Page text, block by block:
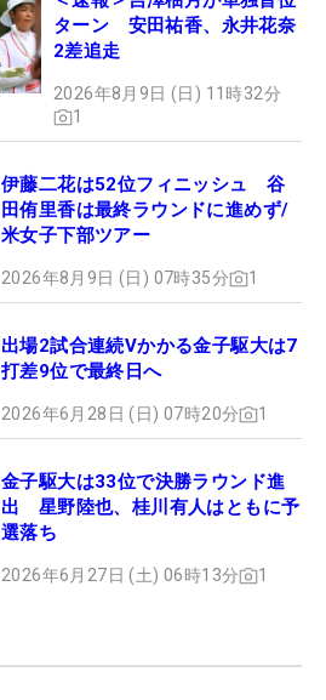
ターン 安田祐香、永井花奈
2差追走
2026年8月9日 (日) 11時32分
1
伊藤二花は52位フィニッシュ 谷
田侑里香は最終ラウンドに進めず/
米女子下部ツアー
2026年8月9日 (日) 07時35分 1
出場2試合連続Vかかる金子駆大は7
打差9位で最終日へ
2026年6月28日 (日) 07時20分 1
金子駆大は33位で決勝ラウンド進
出 星野陸也、桂川有人はともに予
選落ち
2026年6月27日 (土) 06時13分 1